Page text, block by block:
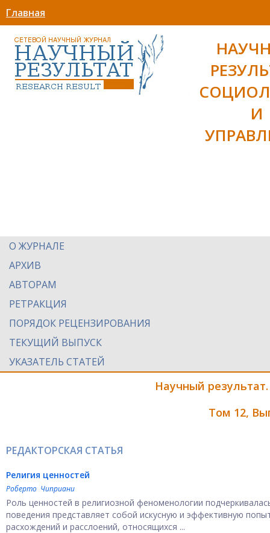
Главная
И
О ЖУРНАЛЕ
АРХИВ
АВТОРАМ
РЕТРАКЦИЯ
ПОРЯДОК РЕЦЕНЗИРОВАНИЯ
ТЕКУЩИЙ ВЫПУСК
УКАЗАТЕЛЬ СТАТЕЙ
Научный
Том 12,
РЕДАКТОРСКАЯ СТАТЬЯ
Религия ценностей
Роберто Чиприани
Роль ценностей в религиозной феноменологии
поведения представляет собой искусную и эффективную
расхождений и расслоений, относящихся ...